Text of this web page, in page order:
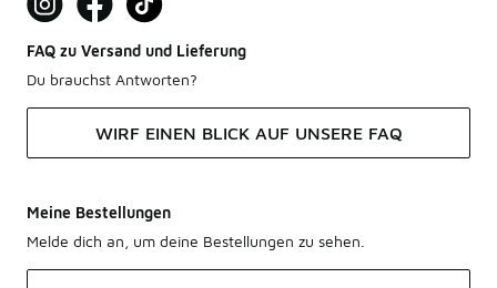
FAQ zu Versand und Lieferung
Du brauchst Antworten?
WIRF EINEN BLICK AUF UNSERE FAQ
Meine Bestellungen
Melde dich an, um deine Bestellungen zu sehen.